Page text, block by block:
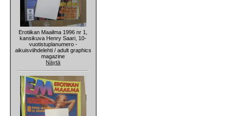
Erotiikan Maailma 1996 nr 1,
kansikuva Henry Saari, 10-
vuotistuplanumero -
aikuisviihdelehti / adult graphics
magazine
Näytä